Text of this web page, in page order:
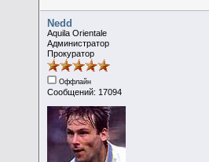
Nedd
Aquila Orientale
Администратор
Прокуратор
Оффлайн
Сообщений: 17094